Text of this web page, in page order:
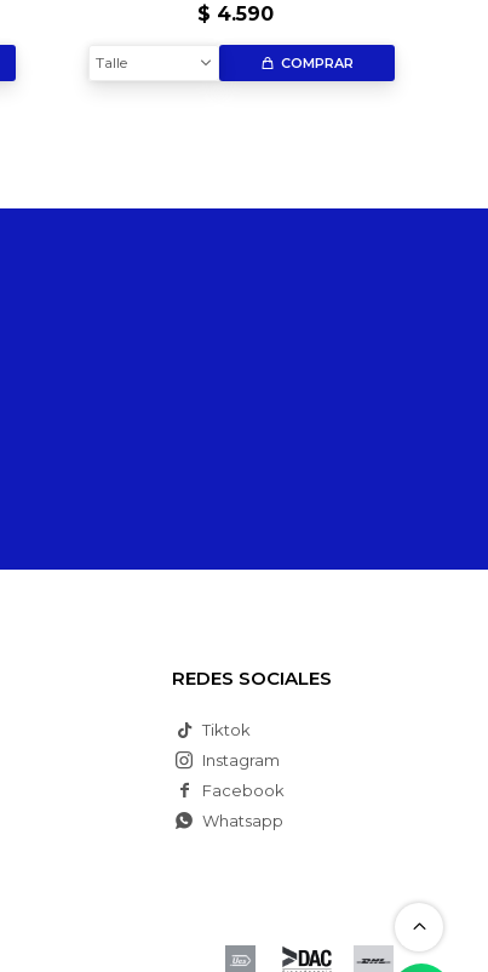
$ 4.590
Talle COMPRAR
REDES SOCIALES
Tiktok
Facebook
Instagram
Whatsapp